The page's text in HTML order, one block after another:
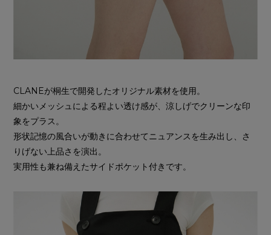
CLANEが桐生で開発したオリジナル素材を使用。
細かいメッシュによる程よい透け感が、涼しげでクリーンな印
象をプラス。
形状記憶の風合いが動きに合わせてニュアンスを生み出し、さ
りげない上品さを演出。
実用性も兼ね備えたサイドポケット付きです。